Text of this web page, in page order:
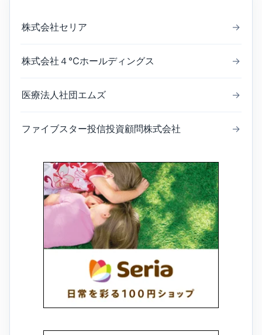
株式会社セリア →
株式会社４℃ホールディングス →
医療法人社団エムズ →
ファイブスター投信投資顧問株式会社 →